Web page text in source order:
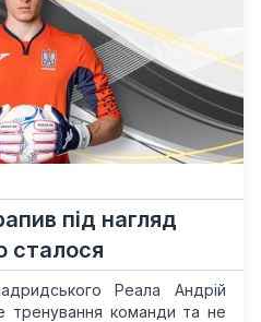
під нагляд
сталося
Реала Андрій
тренування команди та не